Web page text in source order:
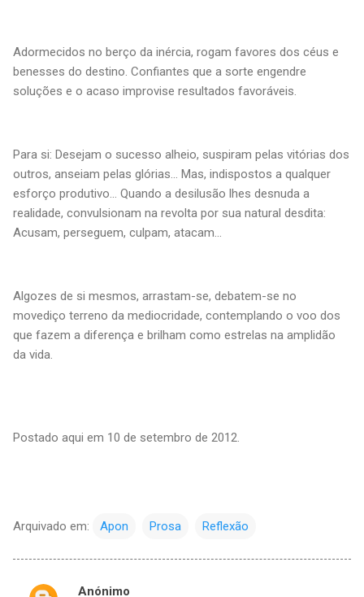
Adormecidos no berço da inércia, rogam favores dos céus e
benesses do destino. Confiantes que a sorte engendre
soluções e o acaso improvise resultados favoráveis.
Para si: Desejam o sucesso alheio, suspiram pelas vitórias dos
outros, anseiam pelas glórias... Mas, indispostos a qualquer
esforço produtivo... Quando a desilusão lhes desnuda a
realidade, convulsionam na revolta por sua natural desdita:
Acusam, perseguem, culpam, atacam...
Algozes de si mesmos, arrastam-se, debatem-se no
movediço terreno da mediocridade, contemplando o voo dos
que fazem a diferença e brilham como estrelas na amplidão
da vida.
Postado aqui em 10 de setembro de 2012.
Arquivado em: Apon Prosa Reflexão
Anónimo